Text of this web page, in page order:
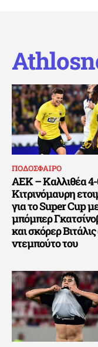
ΠΟΔΟΣΦΑΙΡΟ
ΑΕΚ – Καλλιθέα 4-
Κιτρινόμαυρη
για το Super Cup
μπόμπερ
και σκόρερ
ντεμπούτο του